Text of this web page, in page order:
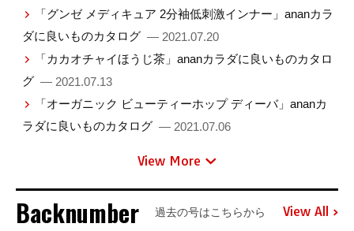
「グンゼ メディキュア 2分袖低刺激インナー」ananカラ
ダに良いものカタログ — 2021.07.20
「カカオチャイほうじ茶」ananカラダに良いものカタロ
グ — 2021.07.13
「オーガニック ビューティーホップ ディーバ」ananカ
ラダに良いものカタログ — 2021.07.06
View More
Backnumber 過去の号はこちらから View All